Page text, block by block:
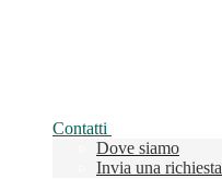
Contatti
Dove siamo
Invia una richiesta